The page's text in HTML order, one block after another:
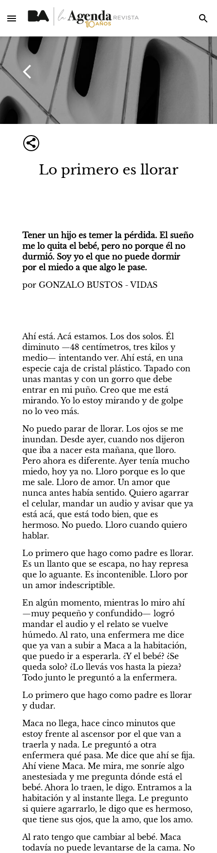
Lo primero es llorar
Tener un hijo es temer la pérdida. El sueño
me lo quita el bebé, pero no porque él no
durmió. Soy yo el que no puede dormir
por el miedo a que algo le pase.
por GONZALO BUSTOS - VIDAS
Ahí está. Acá estamos. Los dos solos. Él
diminuto —48 centímetros, tres kilos y
medio— intentando ver. Ahí está, en una
especie caja de cristal plástico. Tapado con
unas mantas y con un gorro que debe
entrar en mi puño. Creo que me está
mirando. Yo lo estoy mirando y de golpe
no lo veo más.
No puedo parar de llorar. Los ojos se me
inundan. Desde ayer, cuando nos dijeron
que iba a nacer esta mañana, que lloro.
Pero ahora es diferente. Ayer tenía mucho
miedo, hoy ya no. Lloro porque es lo que
me sale. Lloro de amor. Un amor que
nunca antes había sentido. Quiero agarrar
el celular, mandar un audio y avisar que ya
está acá, que está todo bien, que es
hermoso. No puedo. Lloro cuando quiero
hablar.
Lo primero que hago como padre es llorar.
Es un llanto que se escapa, no hay represa
que lo aguante. Es incontenible. Lloro por
un amor indescriptible.
En algún momento, mientras lo miro ahí
—muy pequeño y confundido— logró
mandar el audio y el relato se vuelve
húmedo. Al rato, una enfermera me dice
que ya van a subir a Maca a la habitación,
que puedo ir a esperarla. ¿Y el bebé? ¿Se
queda solo? ¿Lo llevás vos hasta la pieza?
Todo junto le preguntó a la enfermera.
Lo primero que hago como padre es llorar
y dudar.
Maca no llega, hace cinco minutos que
estoy frente al ascensor por el que van a
traerla y nada. Le preguntó a otra
enfermera qué pasa. Me dice que ahí se fija.
Ahí viene Maca. Me mira, me sonríe algo
anestesiada y me pregunta dónde está el
bebé. Ahora lo traen, le digo. Entramos a la
habitación y al instante llega. Le pregunto
si quiere agarrarlo, le digo que es hermoso,
que tiene sus ojos, que la amo, que los amo.
Al rato tengo que cambiar al bebé. Maca
todavía no puede levantarse de la cama. No